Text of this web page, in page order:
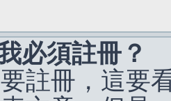
必須註冊？
註冊，這要